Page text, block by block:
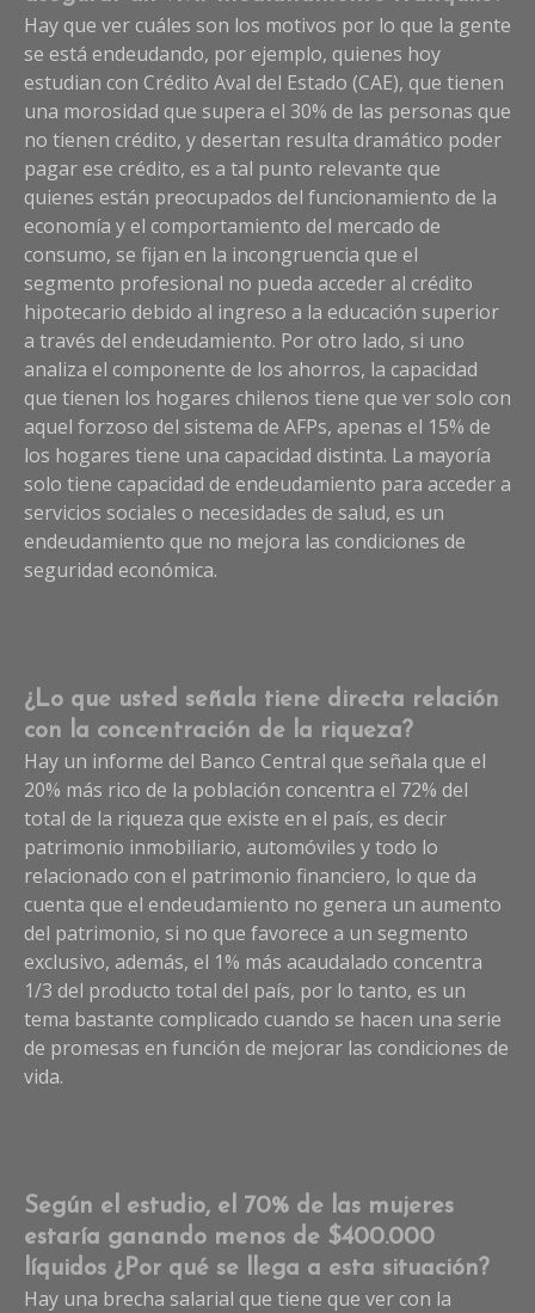
Hay que ver cuáles son los motivos por lo que la gente
se está endeudando, por ejemplo, quienes hoy
estudian con Crédito Aval del Estado (CAE), que tienen
una morosidad que supera el 30% de las personas que
no tienen crédito, y desertan resulta dramático poder
pagar ese crédito, es a tal punto relevante que
quienes están preocupados del funcionamiento de la
economía y el comportamiento del mercado de
consumo, se fijan en la incongruencia que el
segmento profesional no pueda acceder al crédito
hipotecario debido al ingreso a la educación superior
a través del endeudamiento. Por otro lado, si uno
analiza el componente de los ahorros, la capacidad
que tienen los hogares chilenos tiene que ver solo con
aquel forzoso del sistema de AFPs, apenas el 15% de
los hogares tiene una capacidad distinta. La mayoría
solo tiene capacidad de endeudamiento para acceder a
servicios sociales o necesidades de salud, es un
endeudamiento que no mejora las condiciones de
seguridad económica.
¿Lo que usted señala tiene directa relación
con la concentración de la riqueza?
Hay un informe del Banco Central que señala que el
20% más rico de la población concentra el 72% del
total de la riqueza que existe en el país, es decir
patrimonio inmobiliario, automóviles y todo lo
relacionado con el patrimonio financiero, lo que da
cuenta que el endeudamiento no genera un aumento
del patrimonio, si no que favorece a un segmento
exclusivo, además, el 1% más acaudalado concentra
1/3 del producto total del país, por lo tanto, es un
tema bastante complicado cuando se hacen una serie
de promesas en función de mejorar las condiciones de
vida.
Según el estudio, el 70% de las mujeres
estaría ganando menos de $400.000
líquidos ¿Por qué se llega a esta situación?
Hay una brecha salarial que tiene que ver con la